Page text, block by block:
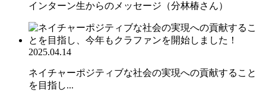
インターン生からのメッセージ（分林椿さん）
2025.04.14
ネイチャーポジティブな社会の実現への貢献すること
を目指し...